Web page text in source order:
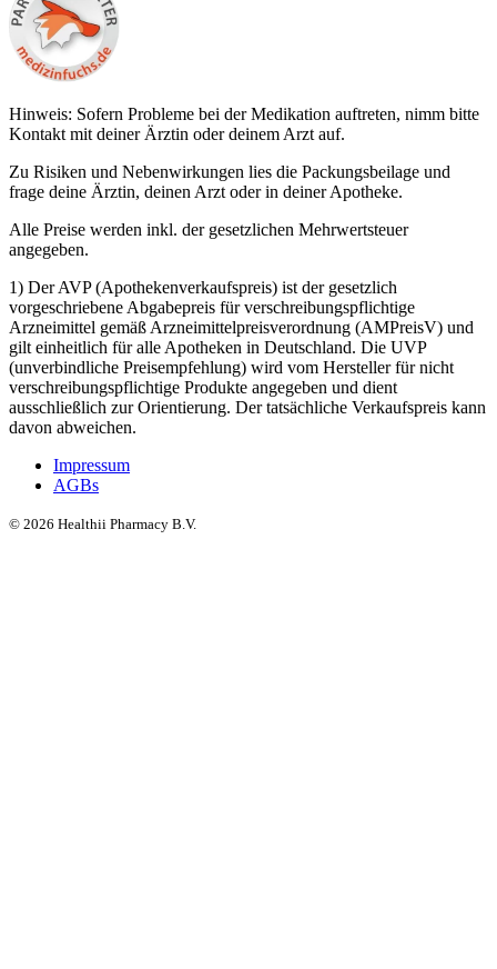
Hinweis: Sofern Probleme bei der Medikation auftreten, nimm bitte
Kontakt mit deiner Ärztin oder deinem Arzt auf.
Zu Risiken und Nebenwirkungen lies die Packungsbeilage und
frage deine Ärztin, deinen Arzt oder in deiner Apotheke.
Alle Preise werden inkl. der gesetzlichen Mehrwertsteuer
angegeben.
1) Der AVP (Apothekenverkaufspreis) ist der gesetzlich
vorgeschriebene Abgabepreis für verschreibungspflichtige
Arzneimittel gemäß Arzneimittelpreisverordnung (AMPreisV) und
gilt einheitlich für alle Apotheken in Deutschland. Die UVP
(unverbindliche Preisempfehlung) wird vom Hersteller für nicht
verschreibungspflichtige Produkte angegeben und dient
ausschließlich zur Orientierung. Der tatsächliche Verkaufspreis kann
davon abweichen.
Impressum
AGBs
© 2026 Healthii Pharmacy B.V.